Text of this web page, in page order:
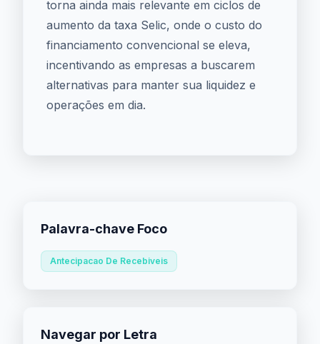
torna ainda mais relevante em ciclos de
aumento da taxa Selic, onde o custo do
financiamento convencional se eleva,
incentivando as empresas a buscarem
alternativas para manter sua liquidez e
operações em dia.
Palavra-chave Foco
Antecipacao De Recebiveis
Navegar por Letra